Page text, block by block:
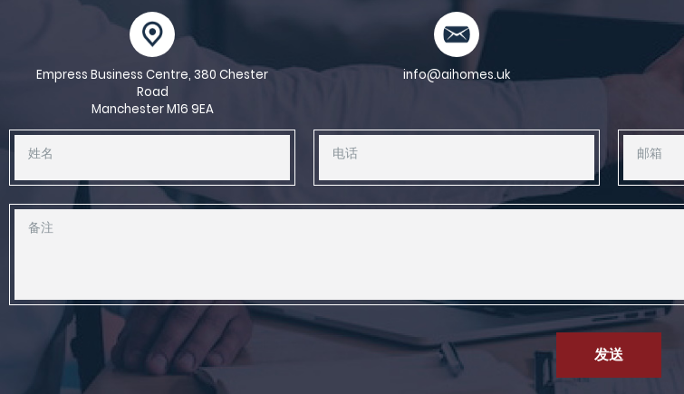
Empress Business Centre, 380 Chester
Road
Manchester M16 9EA
info@aihomes.uk
姓名 电话 邮箱
备注
发送